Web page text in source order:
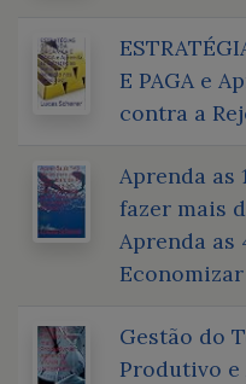
E PAGA e
contra a
Aprenda as
fazer mais
Aprenda as
Gestão do
Produtivo e